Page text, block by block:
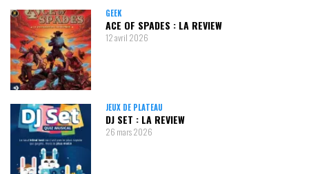
GEEK
ACE OF SPADES : LA REVIEW
12 avril 2026
JEUX DE PLATEAU
DJ SET : LA REVIEW
26 mars 2026